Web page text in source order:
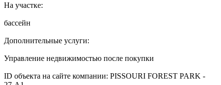
На участке:
бассейн
Дополнительные услуги:
Управление недвижимостью после покупки
ID объекта на сайте компании: PISSOURI FOREST PARK -